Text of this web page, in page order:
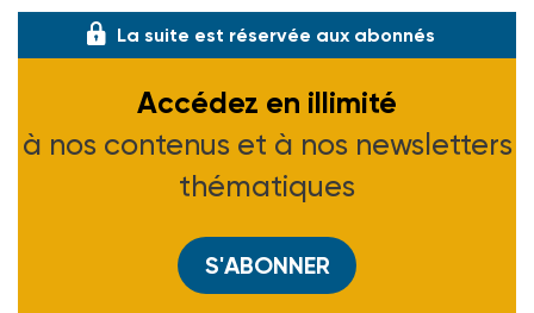
La suite est réservée aux abonnés
Accédez en illimité
à nos contenus et à nos newsletters
thématiques
S'ABONNER